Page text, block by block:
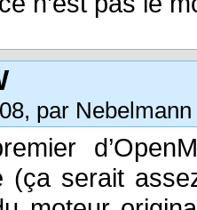
par Nebelmann
(ça serait